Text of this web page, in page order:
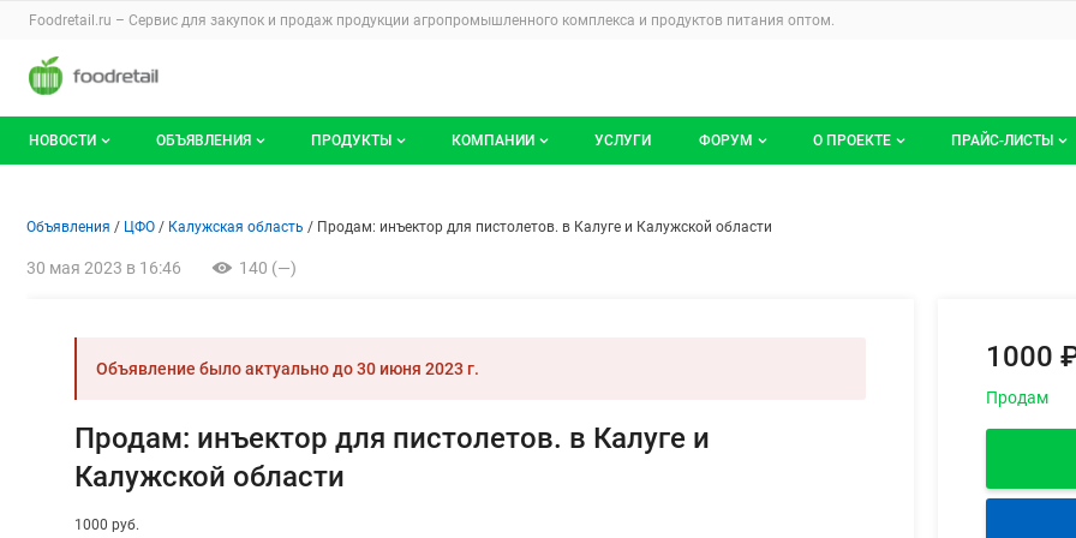
Раздел навигации по сайту foodretail.ru
Foodretail.ru – Сервис для закупок и продаж продукции агропромышленного комплекса и продуктов питания оптом.
Авторизация и меню пользователя
Навигация по разделам сайта foodretail.ru
НОВОСТИ ОБЪЯВЛЕНИЯ ПРОДУКТЫ КОМПАНИИ УСЛУГИ ФОРУМ О ПРОЕКТЕ ПРАЙС-ЛИСТЫ
Объявление: Продам: инъектор для пистолетов. в Калуге и
Информация о объявлении
Навигация и управление объявлением
Объявления ЦФО Калужская область Продам: инъектор для пистолетов. в Калуге и Калужской области
30 мая 2023 в 16:46 140 (—)
Объявление было актуально до30 июня 2023 г.
Продам: инъектор для пистолетов. в Калуге и
Калужской области
1000 руб.
1000
Продам